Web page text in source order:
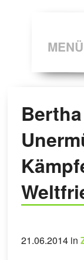
MENÜ
21.06.2014 in